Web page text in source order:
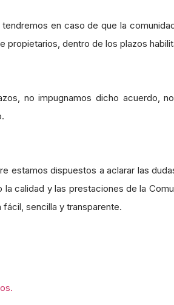
en caso de que la
propietarios, dentro de los plazos
no impugnamos dicho acuerdo,
estamos dispuestos a aclarar las
la calidad y las prestaciones de la
sencilla y transparente.